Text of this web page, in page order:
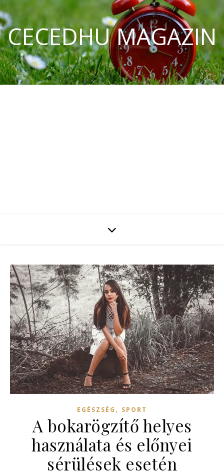
CECEDHU MAGAZIN
EGÉSZSÉG , SPORT
A bokarögzítő helyes
használata és előnyei
sérülések esetén